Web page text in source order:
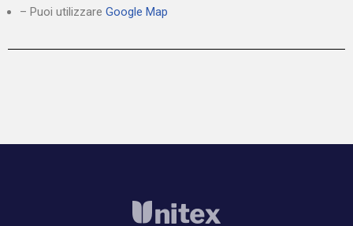
– Puoi utilizzare Google Map